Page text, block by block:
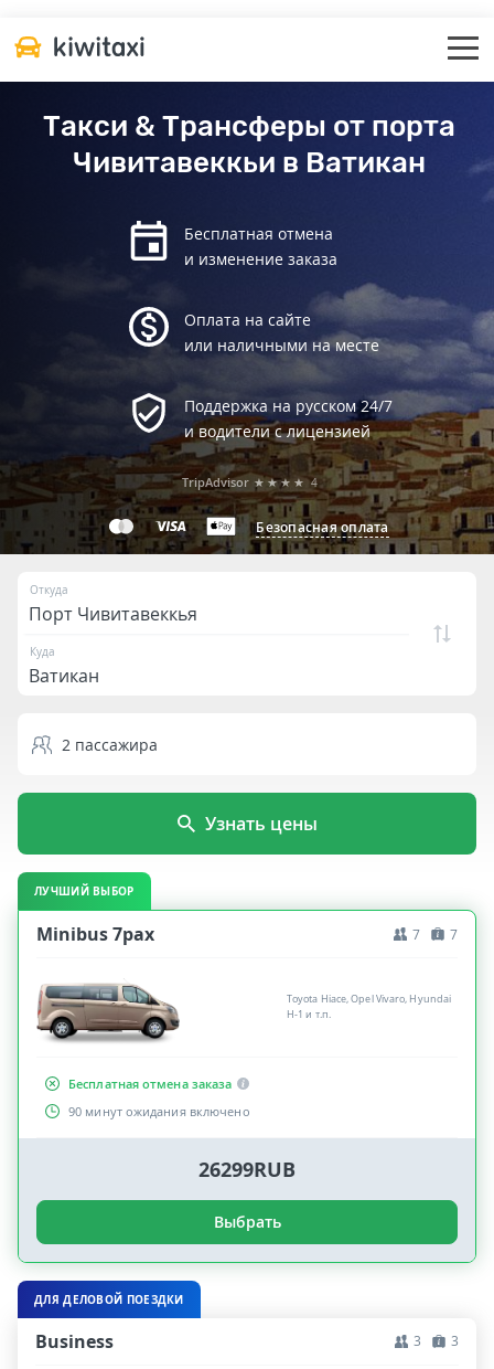
Такси & Трансферы от порта
Чивитавеккьи в Ватикан
Бесплатная отмена
и изменение заказа
Оплата на сайте
или наличными на месте
Поддержка на русском 24/7
и водители с лицензией
Безопасная оплата
TripAdvisor ★★★★ 4
Откуда
Куда
2 пассажира
Узнать цены
ЛУЧШИЙ ВЫБОР
Minibus 7pax 7 7
Toyota Hiace, Opel Vivaro, Hyundai
H-1 и т.п.
Бесплатная отмена заказа
90 минут ожидания включено
26299RUB
Выбрать
ДЛЯ ДЕЛОВОЙ ПОЕЗДКИ
Business 3 3